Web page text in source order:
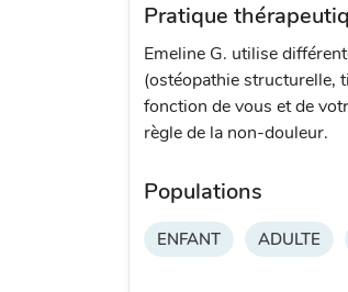
Pratique
Emeline G. utilise
(ostéopathie structurelle,
fonction de vous et de
règle de la non-douleur.
Populations
ENFANT ADULTE